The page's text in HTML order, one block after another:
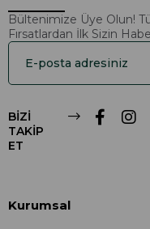
Bültenimize Üye Olun!
Fırsatlardan İlk Sizin
BİZİ
TAKİP
ET
Kurumsal